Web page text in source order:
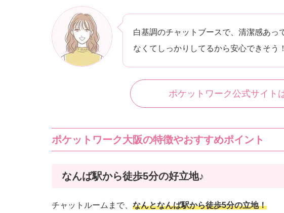
白基調のチャットブースで、清潔感あっ
なくてしっかりしてるから安心できそう！
ポケットワーク公式サイト
ポケットワーク大阪の特徴やおすすめポイント
なんば駅から徒歩5分の好立地♪
チャットルームまで、 なんとなんば駅から徒歩5分の立地！